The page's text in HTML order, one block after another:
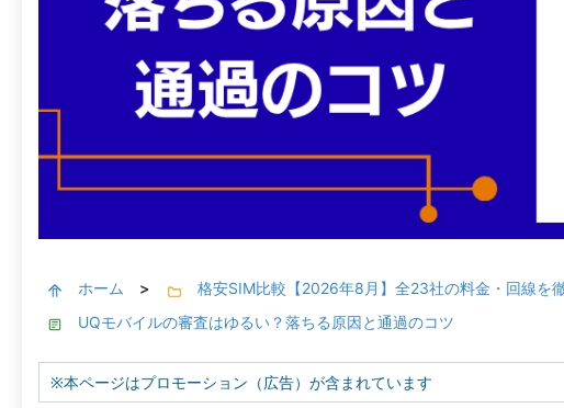
ホーム > 格安SIM比較【2026年8月】全23社の料金・回線を
UQモバイルの審査はゆるい？落ちる原因と通過のコツ
※本ページはプロモーション（広告）が含まれています